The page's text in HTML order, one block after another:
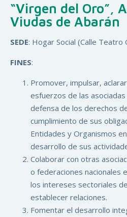
“Virgen del Oro”,
Viudas de Abarán
SEDE: Hogar Social (Calle
FINES:
Promover, impulsar,
esfuerzos de las
defensa de los derechos
cumplimiento de sus
Entidades y Organismos
desarrollo de sus
Colaborar con otras
o federaciones nacionales
los intereses sectoriales
establecer relaciones.
Fomentar el desarrollo